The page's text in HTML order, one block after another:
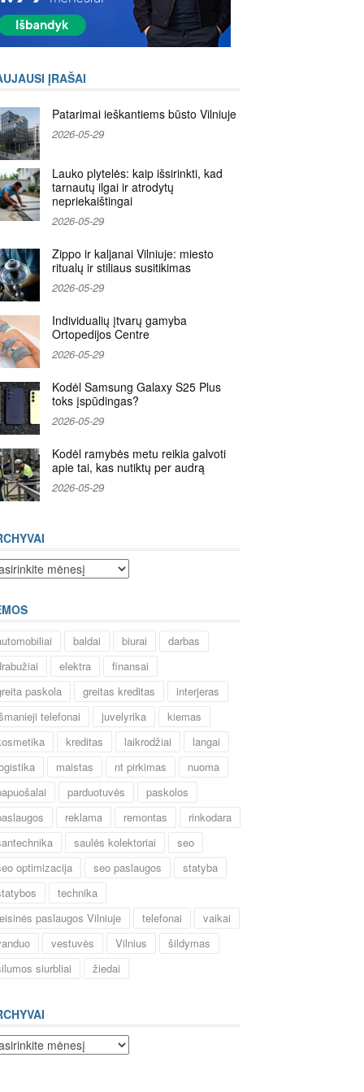
ĮRAŠAI
Patarimai ieškantiems būsto Vilniuje
2026-05-29
Lauko plytelės: kaip išsirinkti, kad
tarnautų ilgai ir atrodytų
nepriekaištingai
2026-05-29
Zippo ir kaljanai Vilniuje: miesto
ritualų ir stiliaus susitikimas
2026-05-29
Individualių įtvarų gamyba
Ortopedijos Centre
2026-05-29
Kodėl Samsung Galaxy S25 Plus
toks įspūdingas?
2026-05-29
Kodėl ramybės metu reikia galvoti
apie tai, kas nutiktų per audrą
2026-05-29
baldai biurai
darbas
elektra
finansai
paskola
greitas kreditas
interjeras
telefonai
juvelyrika
kiemas
kreditas laikrodžiai
langai
maistas nt pirkimas
nuoma
parduotuvės
paskolos
reklama remontas
rinkodara
saulės kolektoriai
seo
optimizacija
seo paslaugos
statyba
technika
paslaugos Vilniuje
telefonai
vaikai
vestuvės Vilnius
šildymas
siurbliai
žiedai